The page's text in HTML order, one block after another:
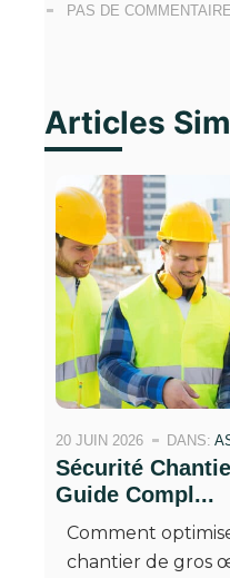
PAS DE
Articles
20 JUIN 2026 DANS:
Sécurité
Guide Compl...
Comment
chantier de gros